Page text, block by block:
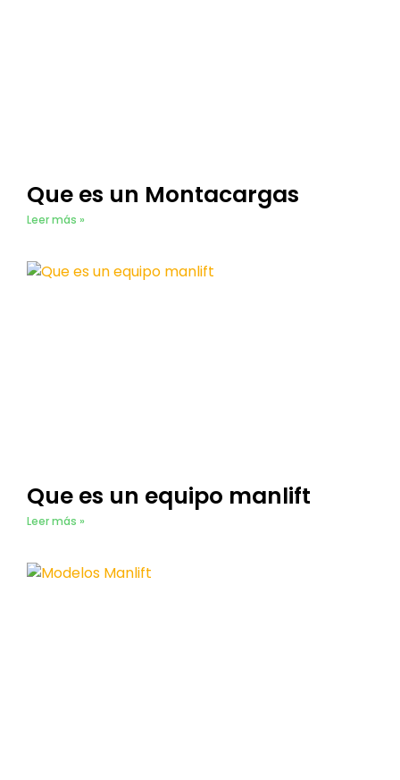
Que es un Montacargas
Leer más »
Que es un equipo manlift
Leer más »